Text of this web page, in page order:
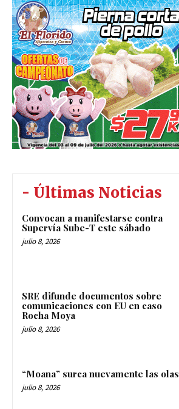
- Últimas Noticias
Convocan a manifestarse contra
Supervía Sube-T este sábado
julio 8, 2026
SRE difunde documentos sobre
comunicaciones con EU en caso
Rocha Moya
julio 8, 2026
“Moana” surca nuevamente las olas
julio 8, 2026